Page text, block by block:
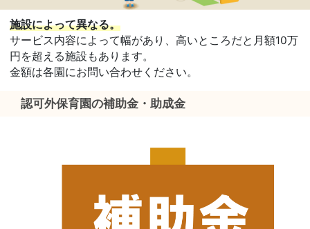
施設によって異なる。
サービス内容によって幅があり、高いところだと月額10万
円を超える施設もあります。
金額は各園にお問い合わせください。
認可外保育園の補助金・助成金